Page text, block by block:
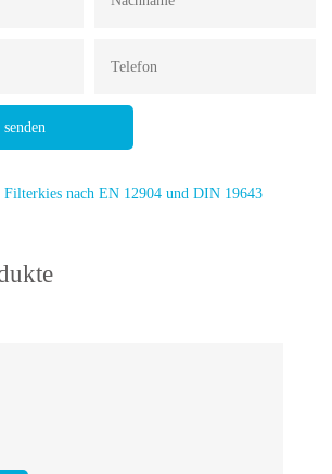
Filterkies nach EN 12904 und DIN 19643